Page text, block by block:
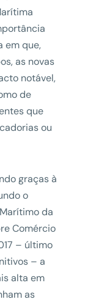
em que,
as novas
notável,
de
que
ou
graças à
o
da
Comércio
– último
– a
alta em
as